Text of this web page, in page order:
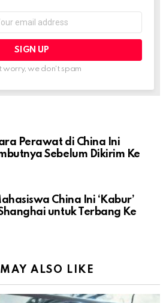
worry, we don't spam
Perawat di China Ini
Sebelum Dikirim Ke
China Ini ‘Kabur’
untuk Terbang Ke
ALSO LIKE